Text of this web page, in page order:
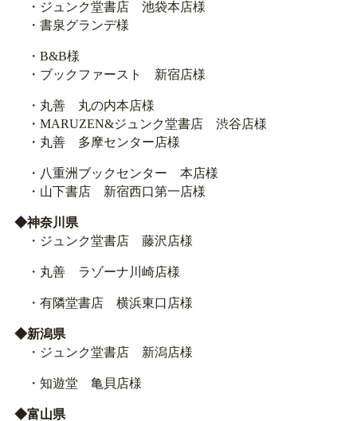
・ジュンク堂書店 池袋本店様
・書泉グランデ様
・B&B様
・ブックファースト 新宿店様
・丸善 丸の内本店様
・MARUZEN&ジュンク堂書店 渋谷店様
・丸善 多摩センター店様
・八重洲ブックセンター 本店様
・山下書店 新宿西口第一店様
◆神奈川県
・ジュンク堂書店 藤沢店様
・丸善 ラゾーナ川崎店様
・有隣堂書店 横浜東口店様
◆新潟県
・ジュンク堂書店 新潟店様
・知遊堂 亀貝店様
◆富山県